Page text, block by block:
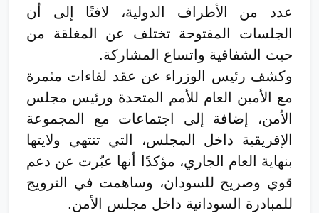
عدد من الأطراف الدولية، لافتًا إلى أن
الجلسات المفتوحة تختلف عن المغلقة من
حيث الشفافية واتساع المشاركة.
وكشف رئيس الوزراء عن عقد لقاءات مثمرة
مع الأمين العام للأمم المتحدة ورئيس مجلس
الأمن، إضافة إلى اجتماعات مع المجموعة
الإفريقية داخل المجلس، التي تنتهي ولايتها
بنهاية العام الجاري، مؤكدًا أنها عبّرت عن دعم
قوي وصريح للسودان، وساهمت في الترويج
للمبادرة السودانية داخل مجلس الأمن.